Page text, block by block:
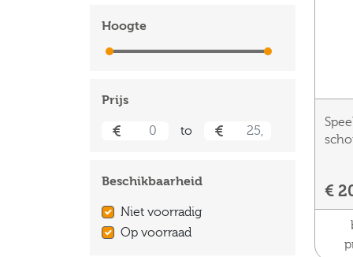
Hoogte
Prijs
to
Beschikbaarheid
Niet voorradig
Op voorraad
€